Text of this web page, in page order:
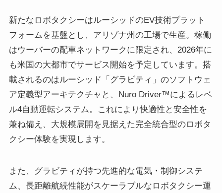
新たなロボタクシーはルーシッドのEV技術プラット
フォームを基盤とし、アリゾナ州の工場で生産。稼働
はウーバーの配車ネットワークに限定され、2026年に
も米国の大都市でサービス開始を予定しています。搭
載されるのはルーシッド「グラビティ」のソフトウェ
ア定義型アーキテクチャと、Nuro Driver™によるレベ
ル4自動運転システム。これにより快適性と安全性を
兼ね備え、大規模展開を見据えた完全統合型のロボタ
クシー体験を実現します。
また、グラビティが持つ先進的な電気・制御システ
ム、長距離航続性能がスケーラブルなロボタクシー運